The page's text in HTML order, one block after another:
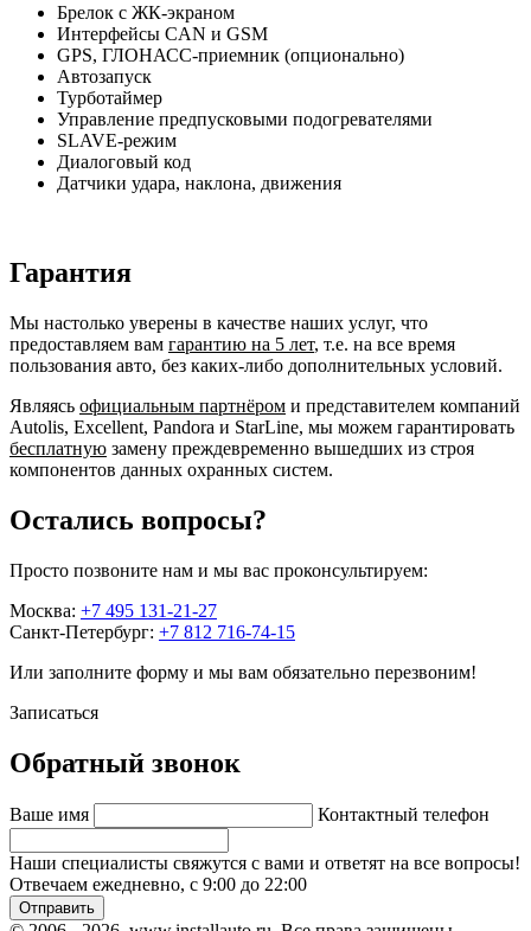
Брелок с ЖК-экраном
Интерфейсы CAN и GSM
GPS, ГЛОНАСС-приемник (опционально)
Автозапуск
Турботаймер
Управление предпусковыми подогревателями
SLAVE-режим
Диалоговый код
Датчики удара, наклона, движения
Гарантия
Мы настолько уверены в качестве наших услуг, что
предоставляем вам гарантию на 5 лет, т.е. на все время
пользования авто, без каких-либо дополнительных условий.
Являясь официальным партнёром и представителем компаний
Autolis, Excellent, Pandora и StarLine, мы можем гарантировать
бесплатную замену преждевременно вышедших из строя
компонентов данных охранных систем.
Остались вопросы?
Просто позвоните нам и мы вас проконсультируем:
Москва: +7 495 131-21-27
Санкт-Петербург: +7 812 716-74-15
Или заполните форму и мы вам обязательно перезвоним!
Записаться
Обратный звонок
Ваше имя Контактный телефон
Наши специалисты свяжутся с вами и ответят на все вопросы!
Отвечаем ежедневно, с 9:00 до 22:00
Отправить